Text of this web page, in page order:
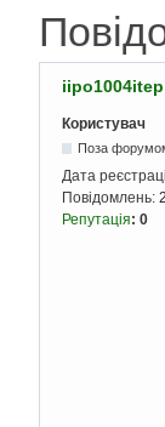
iipo1004itep
Користувач
Поза
Дата
Повідомлень: 2
Репутація: 0